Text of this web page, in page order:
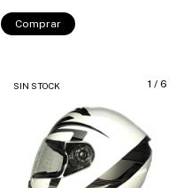
Comprar
1 / 6
SIN STOCK